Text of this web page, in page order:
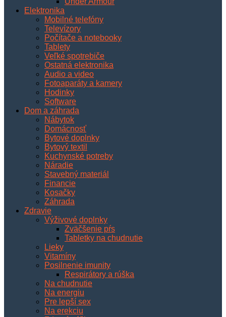
Elektronika
Mobilné telefóny
Televízory
Počítače a notebooky
Tablety
Veľké spotrebiče
Ostatná elektronika
Audio a video
Fotoaparáty a kamery
Hodinky
Software
Dom a záhrada
Nábytok
Domácnosť
Bytové doplnky
Bytový textil
Kuchynské potreby
Náradie
Stavebný materiál
Financie
Kosačky
Záhrada
Zdravie
Výživové doplnky
Zväčšenie pŕs
Tabletky na chudnutie
Lieky
Vitamíny
Posilnenie imunity
Respirátory a rúška
Na chudnutie
Na energiu
Pre lepší sex
Na erekciu